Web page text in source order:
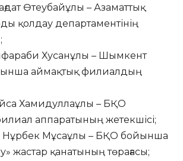
Өтеубайұлы – Азаматтық
қолдау департаментінің
Хусанұлы – Шымкент
аймақтық филиалдың
Хамидуллаұлы – БҚО
аппаратының жетекшісі;
Нұрбек Мұсаұлы – БҚО бойынша
жастар қанатының төрағасы;